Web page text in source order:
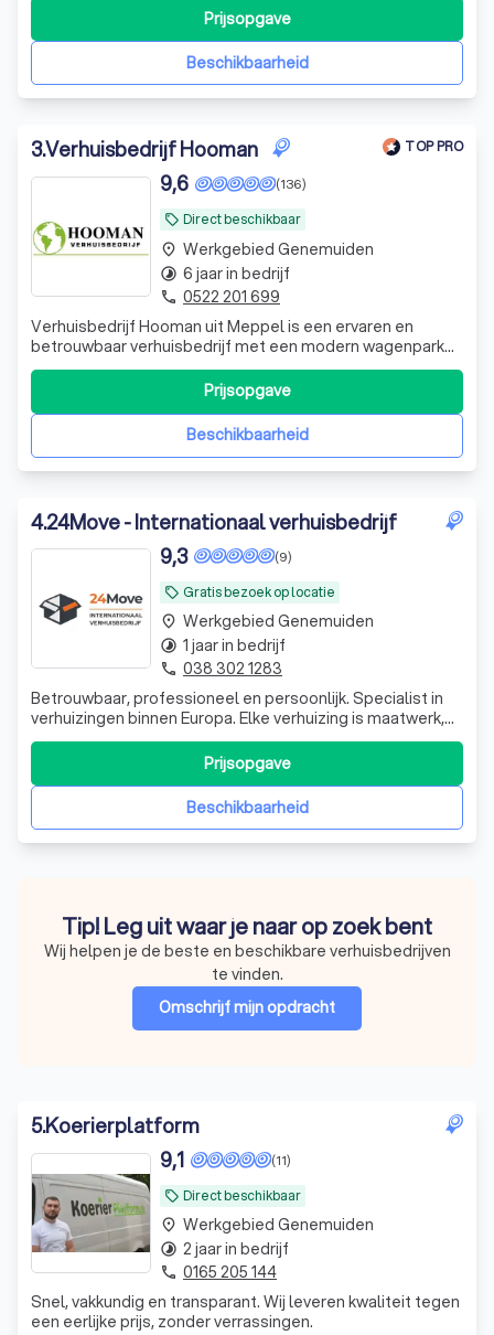
zorgeloze verhuizing van A tot Z.
Beschikbaarheid
Prijsopgave
3.Verhuisbedrijf Hooman TOP PRO
local_offer Direct beschikbaar
(136)
9,6
Verhuisbedrijf Hooman uit Meppel is een ervaren en
betrouwbaar verhuisbedrijf met een modern wagenpark
en professionele medewerkers. Wij zorgen voor een
veilige en zorgeloze verhuizing.
Beschikbaarheid
Prijsopgave
place Werkgebied Genemuiden
timelapse 6 jaar in bedrijf
phone 0522 201 699
4.24Move - Internationaal verhuisbedrijf
local_offer Gratis bezoek op locatie
(9)
9,3
Betrouwbaar, professioneel en persoonlijk. Specialist in
verhuizingen binnen Europa. Elke verhuizing is maatwerk,
met transparante prijzen en een zorgeloos verhuistraject
Beschikbaarheid
Prijsopgave
place Werkgebied Genemuiden
timelapse 1 jaar in bedrijf
phone 038 302 1283
Tip! Leg uit waar je naar op zoek bent
Wij helpen je de beste en beschikbare verhuisbedrijven
te vinden.
Omschrijf mijn opdracht
5.Koerierplatform
local_offer Direct beschikbaar
(11)
9,1
Snel, vakkundig en transparant. Wij leveren kwaliteit tegen
een eerlijke prijs, zonder verrassingen.
place Werkgebied Genemuiden
timelapse 2 jaar in bedrijf
phone 0165 205 144